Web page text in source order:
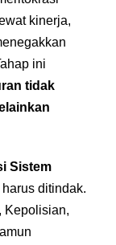
kinerja,
ini
tidak
Sistem
ditindak.
Kepolisian,